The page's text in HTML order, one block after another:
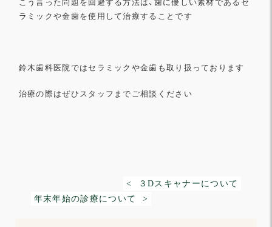
こう言った問題を回避する方法は、歯に優しい素材であるセ
ラミックや金歯を使用して治療することです
鈴木歯科医院ではセラミックや金歯も取り扱っております
治療の際はぜひスタッフまでご相談ください
< ３Dスキャナーについて
年末年始の診療について >